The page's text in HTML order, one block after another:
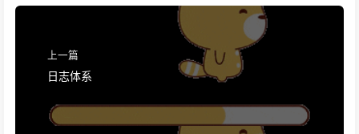
上一篇
日志体系